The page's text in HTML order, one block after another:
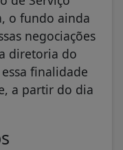
o fundo ainda
negociações
diretoria do
finalidade
a partir do dia